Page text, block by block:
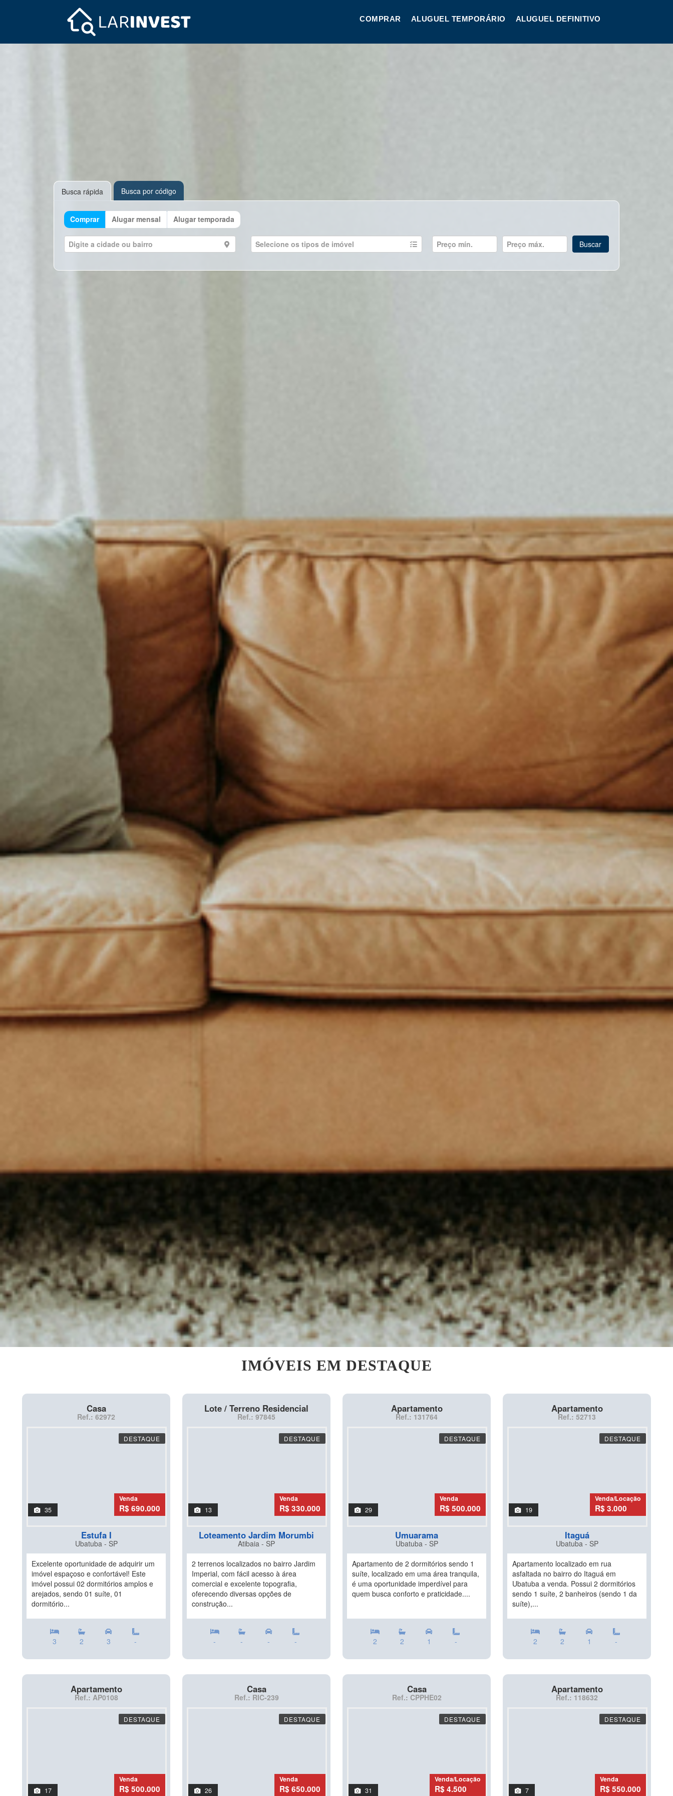
COMPRAR ALUGUEL TEMPORÁRIO ALUGUEL DEFINITIVO
Busca rápida Busca por código
Comprar Alugar mensal Alugar temporada
IMÓVEIS EM DESTAQUE
Casa
Ref.: 62972
DESTAQUE
35
Venda
R$ 690.000
Estufa I
Ubatuba - SP
Excelente oportunidade de adquirir um
imóvel espaçoso e confortável! Este
imóvel possui 02 dormitórios amplos e
arejados, sendo 01 suíte, 01
dormitório...
3 2 3 -
Lote / Terreno Residencial
Ref.: 97845
DESTAQUE
13
Venda
R$ 330.000
Loteamento Jardim Morumbi
Atibaia - SP
2 terrenos localizados no bairro Jardim
Imperial, com fácil acesso à área
comercial e excelente topografia,
oferecendo diversas opções de
construção...
- - - -
Apartamento
Ref.: 131764
DESTAQUE
29
Venda
R$ 500.000
Umuarama
Ubatuba - SP
Apartamento de 2 dormitórios sendo 1
suíte, localizado em uma área tranquila,
é uma oportunidade imperdível para
quem busca conforto e praticidade....
2 2 1 -
Apartamento
Ref.: 52713
DESTAQUE
19
Venda/Locação
R$ 3.000
Itaguá
Ubatuba - SP
Apartamento localizado em rua
asfaltada no bairro do Itaguá em
Ubatuba a venda. Possui 2 dormitórios
sendo 1 suíte, 2 banheiros (sendo 1 da
suíte),...
2 2 1 -
Apartamento
Ref.: AP0108
DESTAQUE
17
Venda
R$ 500.000
Casa
Ref.: RIC-239
DESTAQUE
26
Venda
R$ 650.000
Casa
Ref.: CPPHE02
DESTAQUE
31
Venda/Locação
R$ 4.500
Apartamento
Ref.: 118632
DESTAQUE
7
Venda
R$ 550.000